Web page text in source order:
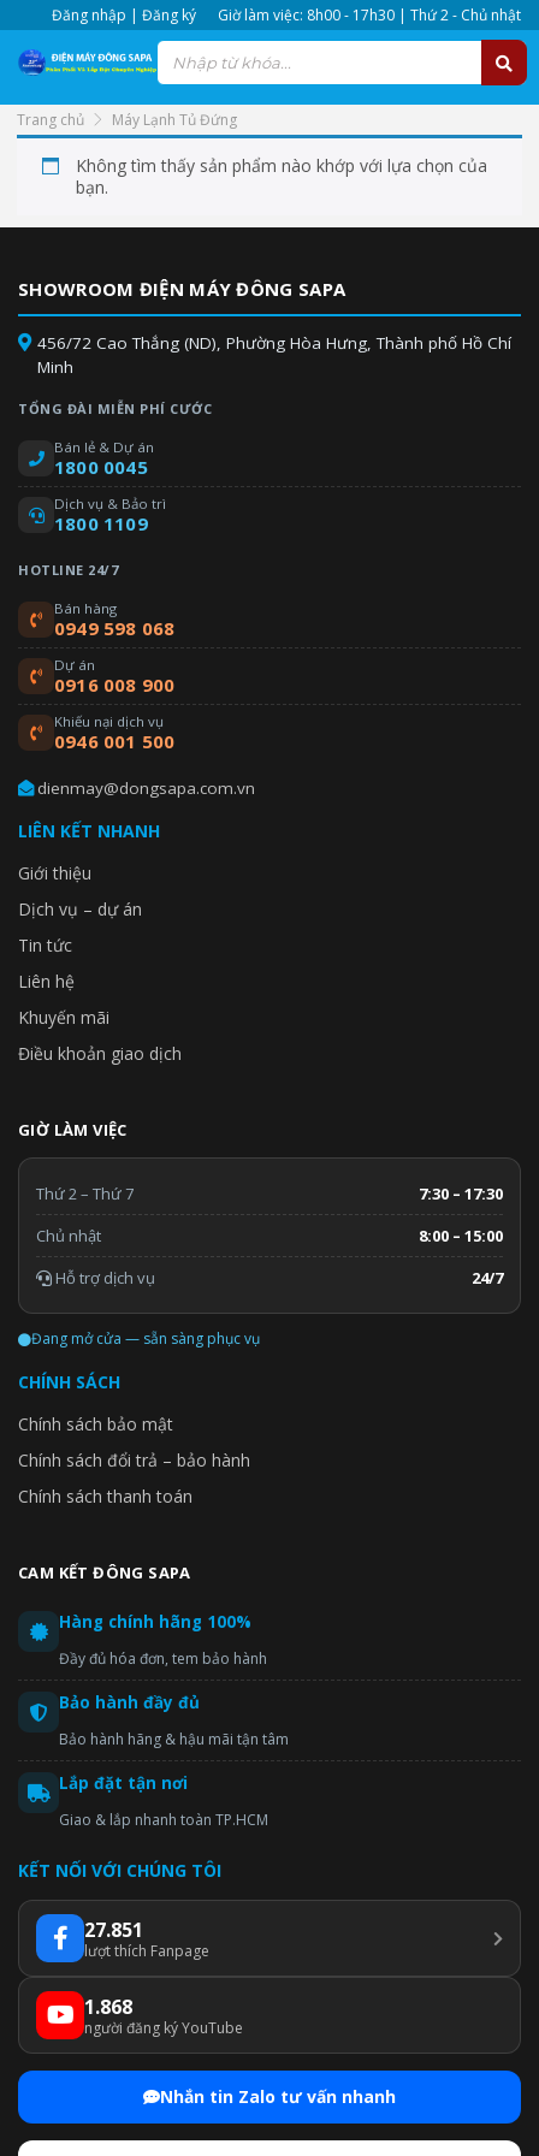
Đăng nhập | Đăng ký Giờ làm việc: 8h00 - 17h30 | Thứ 2 - Chủ nhật
Trang chủ Máy Lạnh Tủ Đứng
Không tìm thấy sản phẩm nào khớp với lựa chọn của
bạn.
SHOWROOM ĐIỆN MÁY ĐÔNG SAPA
456/72 Cao Thắng (ND), Phường Hòa Hưng, Thành phố Hồ Chí
Minh
TỔNG ĐÀI MIỄN PHÍ CƯỚC
Bán lẻ & Dự án
1800 0045
Dịch vụ & Bảo trì
1800 1109
HOTLINE 24/7
Bán hàng
0949 598 068
Dự án
0916 008 900
Khiếu nại dịch vụ
0946 001 500
dienmay@dongsapa.com.vn
LIÊN KẾT NHANH
Giới thiệu
Dịch vụ – dự án
Tin tức
Liên hệ
Khuyến mãi
Điều khoản giao dịch
GIỜ LÀM VIỆC
Thứ 2 – Thứ 7
7:30 – 17:30
Chủ nhật
8:00 – 15:00
Hỗ trợ dịch vụ
24/7
Đang mở cửa — sẵn sàng phục vụ
CHÍNH SÁCH
Chính sách bảo mật
Chính sách đổi trả – bảo hành
Chính sách thanh toán
CAM KẾT ĐÔNG SAPA
Hàng chính hãng 100%
Đầy đủ hóa đơn, tem bảo hành
Bảo hành đầy đủ
Bảo hành hãng & hậu mãi tận tâm
Lắp đặt tận nơi
Giao & lắp nhanh toàn TP.HCM
KẾT NỐI VỚI CHÚNG TÔI
27.851
lượt thích Fanpage
1.868
người đăng ký YouTube
Nhắn tin Zalo tư vấn nhanh